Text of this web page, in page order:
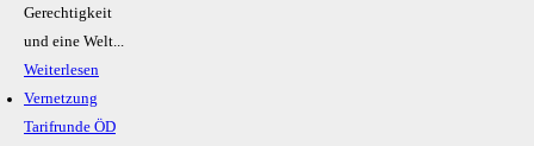
Gerechtigkeit
und eine Welt...
Weiterlesen
Vernetzung
Tarifrunde ÖD